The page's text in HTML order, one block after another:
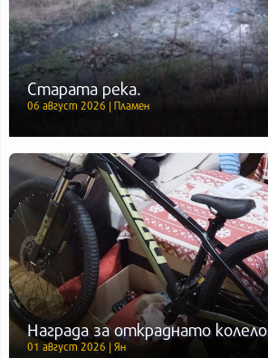
Старата река.
06 август 2026 | Пламен
Награда за откраднато колело
01 август 2026 | Ян